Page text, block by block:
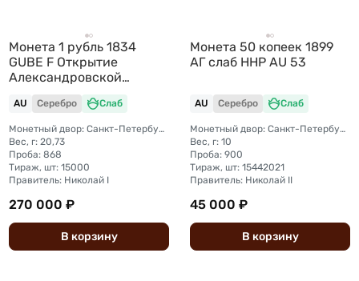
Монета 1 рубль 1834
GUBE F Открытие
Александровской
колонны в Петербурге
слаб ННР AU 53
AU Серебро Слаб
Монетный двор: Санкт-Петербургский монетный двор
Вес, г: 20,73
Проба: 868
Тираж, шт: 15000
Правитель: Николай I
270 000 ₽
В корзину
Монета 50 копеек 1899
АГ слаб ННР AU 53
AU Серебро Слаб
Монетный двор: Санкт-Петербургский монетный двор
Вес, г: 10
Проба: 900
Тираж, шт: 15442021
Правитель: Николай II
45 000 ₽
В корзину